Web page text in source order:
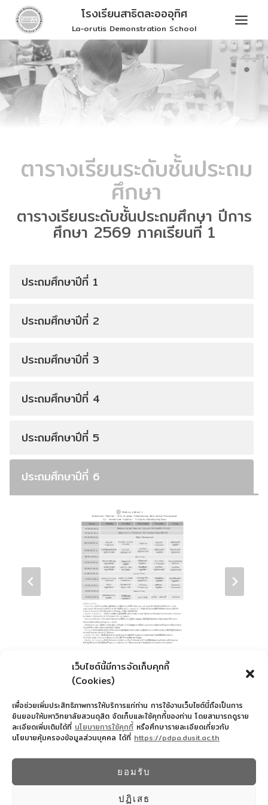
เว็บไซต์นี้มีการจัดเก็บคุกกี้
(Cookies)
เพื่อช่วยเพิ่มประสิทธิภาพการให้บริการแก่ท่าน การใช้งานเว็บไซต์นี้ถือเป็นการ
ยินยอมให้มหาวิทยาลัยสวนดุสิต จัดเก็บและใช้คุกกี้ของท่าน โดยสามารถดูราย
ละเอียดเพิ่มเติมได้ที่ นโยบายการใช้คุกกี้ หรือศึกษารายละเอียดเกี่ยวกับ
นโยบายคุ้มครองข้อมูลส่วนบุคคล ได้ที่ https://pdpa.dusit.ac.th
ยอมรับ
ปฏิเสธ
Skip
content
โรงเรียนสาธิตละอออุทิศ
La-orutis Demonstration School
ตารางเรียนระดับชั้นประถม
ศึกษา
ตารางเรียนระดับชั้นประถมศึกษา ปีการ
ศึกษา 2569 ภาคเรียนที่ 1
ประถมศึกษาปีที่ 1
ประถมศึกษาปีที่ 2
ประถมศึกษาปีที่ 3
ประถมศึกษาปีที่ 4
ประถมศึกษาปีที่ 5
ประถมศึกษาปีที่ 6
ดาวน์โหลด
022445587
© 2026 โรงเรียนสาธิตละอออุทิศ - WordPress
Theme byKadence WP